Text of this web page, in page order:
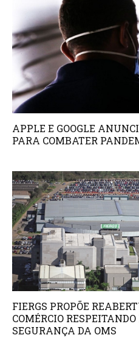
APPLE E GOOGLE
PARA COMBATER
FIERGS PROPÕE
COMÉRCIO RESPEITANDO
SEGURANÇA DA OMS